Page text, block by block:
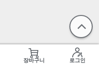
장바구니 로그인